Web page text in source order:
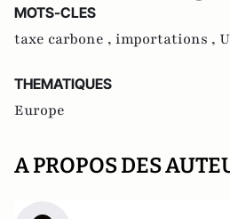
MOTS-CLES
taxe carbone , importations ,
THEMATIQUES
Europe
A PROPOS DES